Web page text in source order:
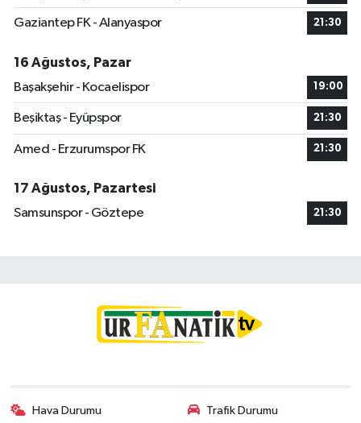
Gaziantep FK - Alanyaspor 21:30
16 Ağustos, Pazar
Başakşehir - Kocaelispor
19:00
Beşiktaş - Eyüpspor 21:30
Amed - Erzurumspor FK 21:30
17 Ağustos, Pazartesi
Samsunspor - Göztepe
21:30
Hava Durumu Trafik Durumu